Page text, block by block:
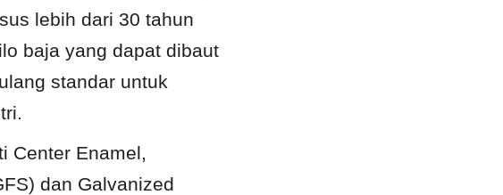
lebih dari 30 tahun
baja yang dapat dibaut
standar untuk
Center Enamel,
dan Galvanized